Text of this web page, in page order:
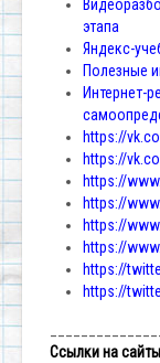
этапа
Яндекс-
Полезные
Интернет-
https://
https://
https://
https://
https://
https://
https://
https://
Ссылки на